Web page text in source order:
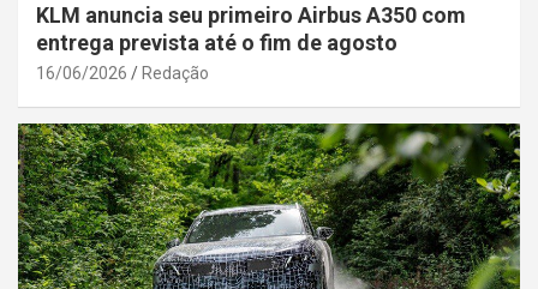
KLM anuncia seu primeiro Airbus A350 com
entrega prevista até o fim de agosto
16/06/2026 Redação